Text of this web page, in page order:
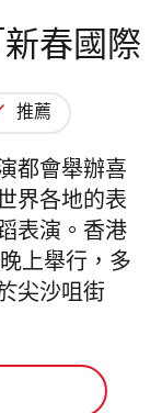
春國際
推薦
都會舉辦喜
界各地的表
表演。香港
上舉行，多
尖沙咀街